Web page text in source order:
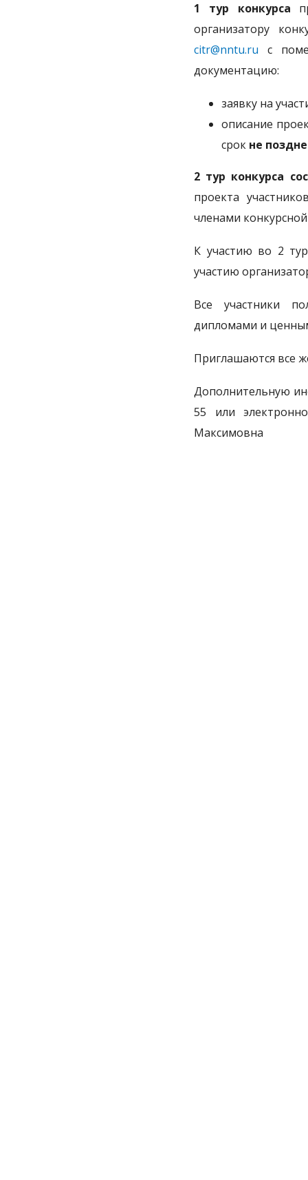
1 тур конкурса
организатору
citr@nntu.ru с
документацию:
заявку на
описание
срок не
2 тур конкурса
проекта
членами
К участию во 2
участию
Все участники
дипломами и
Приглашаются все
Дополнительную
55 или
Максимовна